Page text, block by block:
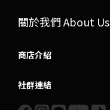
關於我們 About Us
商店介紹
社群連結